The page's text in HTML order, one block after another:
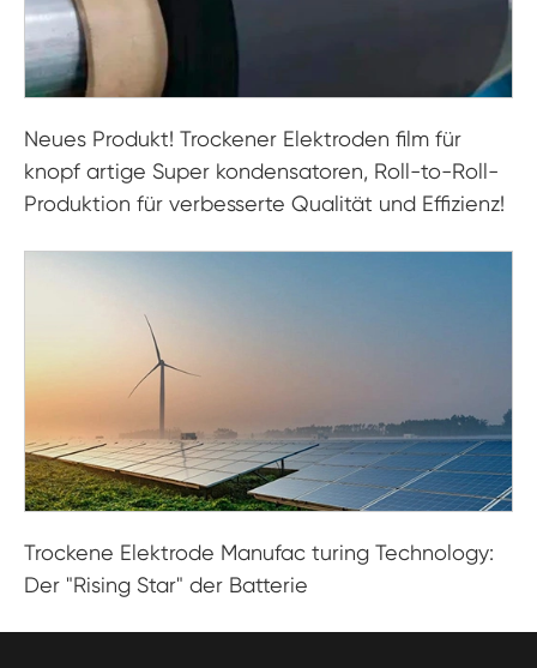
Neues Produkt! Trockener Elektroden film für
knopf artige Super kondensatoren, Roll-to-Roll-
Produktion für verbesserte Qualität und Effizienz!
Trockene Elektrode Manufac turing Technology:
Der "Rising Star" der Batterie